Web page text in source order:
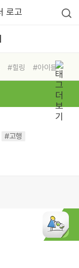
#힐링
#아이들
#고행